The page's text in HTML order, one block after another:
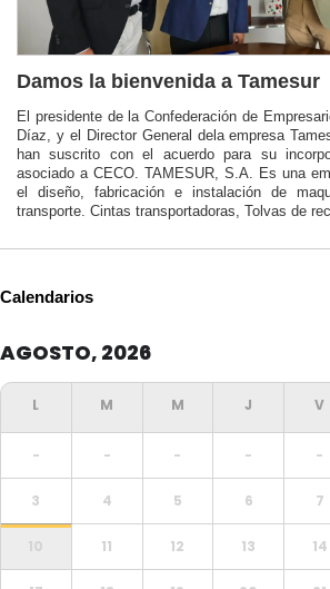
Damos la bienvenida a Tamesur
El presidente de la Confederación de
Díaz, y el Director General dela empresa
han suscrito con el acuerdo para su
asociado a CECO. TAMESUR, S.A. Es una
el diseño, fabricación e instalación de
transporte. Cintas transportadoras, Tolvas de
Calendarios
AGOSTO, 2026
- - - - -
3 4 5 6 7
10 11 12 13 14